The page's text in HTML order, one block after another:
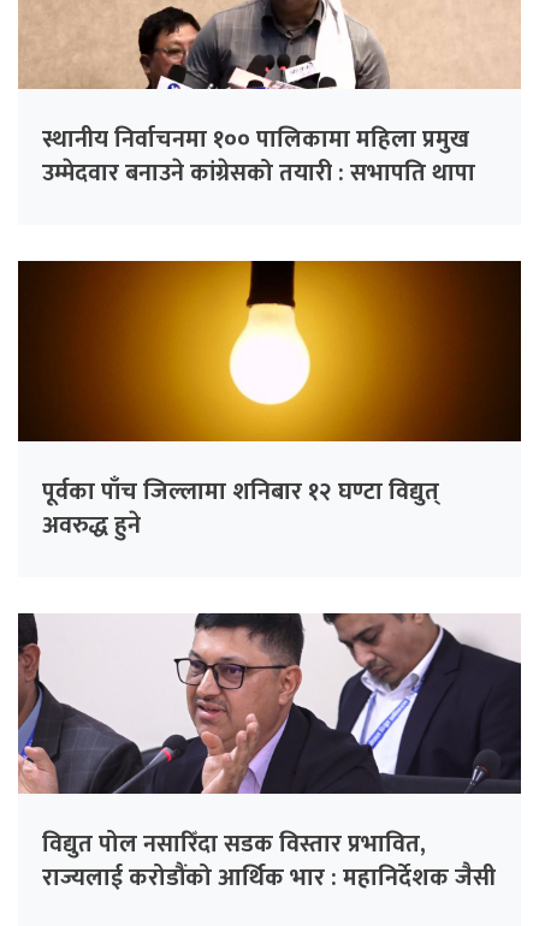
स्थानीय निर्वाचनमा १०० पालिकामा महिला प्रमुख
उम्मेदवार बनाउने कांग्रेसको तयारी : सभापति थापा
पूर्वका पाँच जिल्लामा शनिबार १२ घण्टा विद्युत्
अवरुद्ध हुने
विद्युत पोल नसारिँदा सडक विस्तार प्रभावित,
राज्यलाई करोडौंको आर्थिक भार : महानिर्देशक जैसी